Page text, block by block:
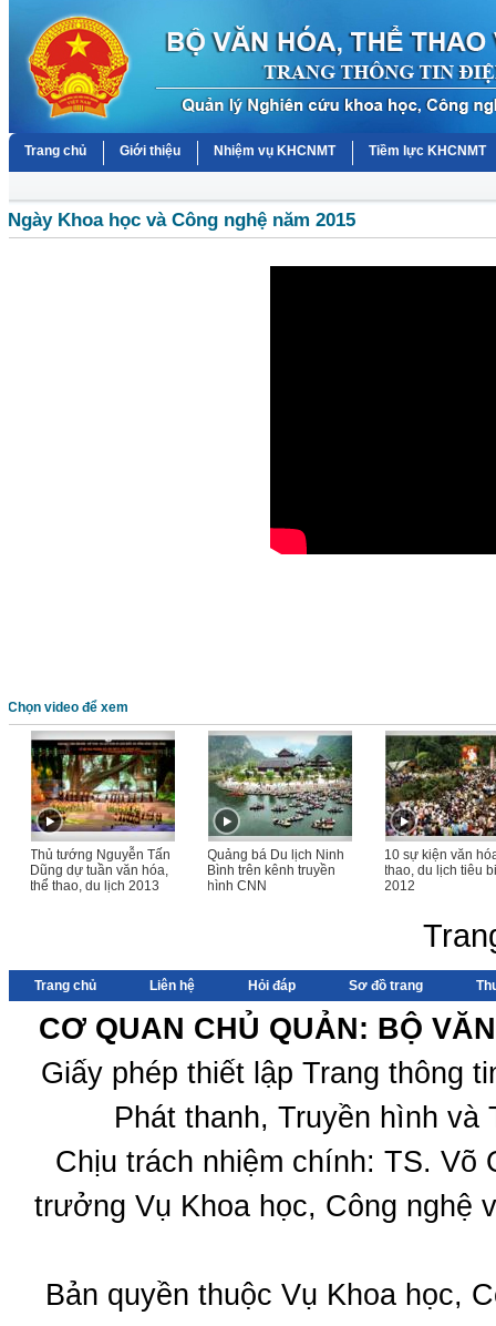
Trang chủ Giới thiệu Nhiệm vụ KHCNMT Tiềm lực KHCNMT
Ngày Khoa học và Công nghệ năm 2015
Chọn video để xem
Thủ tướng Nguyễn Tấn
Dũng dự tuần văn hóa,
thể thao, du lịch 2013
Quảng bá Du lịch Ninh
Bình trên kênh truyền
hình CNN
10 sự kiện văn
thao, du lịch tiêu
2012
Trang chủ Liên hệ Hỏi đáp Sơ đồ trang
CƠ QUAN CHỦ QUẢN: BỘ
Giấy phép thiết lập Trang thông
Phát thanh, Truyền hình
Chịu trách nhiệm chính: TS.
trưởng Vụ Khoa học, Công nghệ
Bản quyền thuộc Vụ Khoa học,